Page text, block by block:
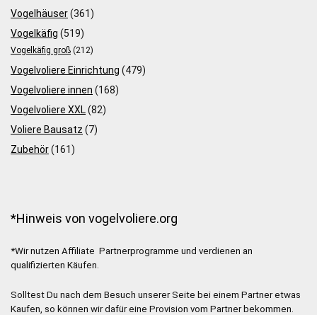
Vogelhäuser(361)
Vogelkäfig (519)
Vogelkäfig groß (212)
Vogelvoliere Einrichtung (479)
Vogelvoliere innen (168)
Vogelvoliere XXL(82)
Voliere Bausatz (7)
Zubehör(161)
*Hinweis von vogelvoliere.org
*Wir nutzen Affiliate Partnerprogramme und verdienen an
qualifizierten Käufen.
Solltest Du nach dem Besuch unserer Seite bei einem Partner etwas
Kaufen, so können wir dafür eine Provision vom Partner bekommen.